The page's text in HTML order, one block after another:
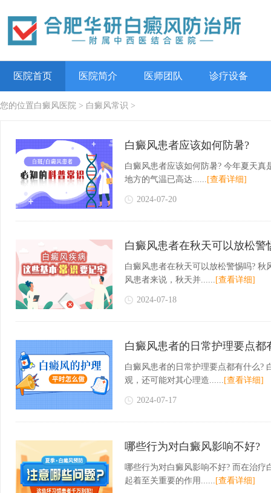
医院首页 医院简介 医师团队 诊疗设备
您的位置白癜风医院 > 白癜风常识 >
白癜风患者应该如何防暑?
白癜风患者应该如何防暑? 今年夏天
地方的气温已高达...... [查看详细]
2024-07-20
白癜风患者在秋天可以放松警
白癜风患者在秋天可以放松警惕吗?
风患者来说，秋天并...... [查看详细]
2024-07-18
白癜风患者的日常护理要点都
白癜风患者的日常护理要点都有什么?
观，还可能对其心理造...... [查看详细]
2024-07-17
哪些行为对白癜风影响不好?
哪些行为对白癜风影响不好? 而在治
起着至关重要的作用...... [查看详细]